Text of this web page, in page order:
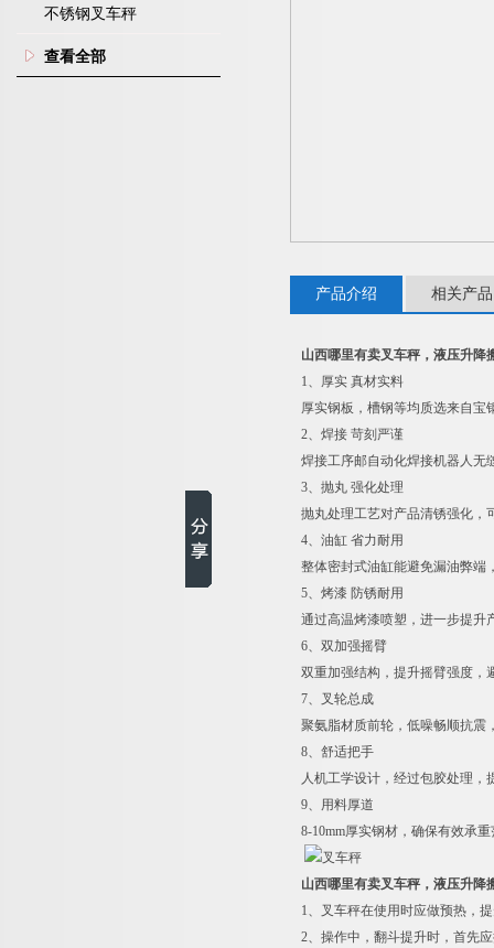
不锈钢叉车秤
查看全部
产品介绍 相关产品
山西哪里有卖叉车秤，液压升降
1、厚实 真材实料
厚实钢板，槽钢等均质选来自宝
2、焊接 苛刻严谨
焊接工序邮自动化焊接机器人无
3、抛丸 强化处理
抛丸处理工艺对产品清锈强化，
4、油缸 省力耐用
整体密封式油缸能避免漏油弊端
5、烤漆 防锈耐用
通过高温烤漆喷塑，进一步提升
6、双加强摇臂
双重加强结构，提升摇臂强度，
7、叉轮总成
聚氨脂材质前轮，低噪畅顺抗震
8、舒适把手
人机工学设计，经过包胶处理，
9、用料厚道
8-10mm厚实钢材，确保有效承
山西哪里有卖叉车秤，液压升降
1、叉车秤在使用时应做预热，
2、操作中，翻斗提升时，首先